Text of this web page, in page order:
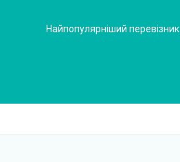
Найпопулярніший перевізник